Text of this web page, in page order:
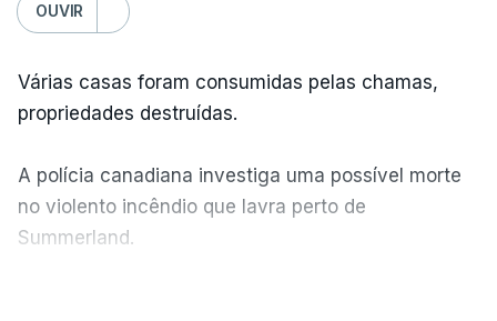
OUVIR
Várias casas foram consumidas pelas chamas,
propriedades destruídas.
A polícia canadiana investiga uma possível morte
no violento incêndio que lavra perto de
Summerland.